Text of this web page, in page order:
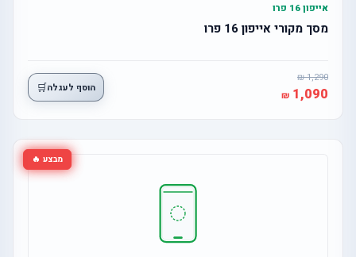
אייפון 16 פרו
מסך מקורי אייפון 16 פרו
1,290
1,090 הוסף לעגלה🛒
מבצע 🔥